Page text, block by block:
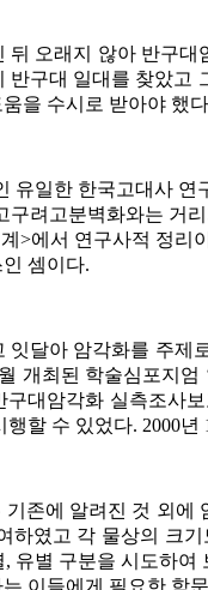
오래지 않아 반구
반구대 일대를 찾았
을 수시로 받아야 했
유일한 한국고대사
려고분벽화와는
>에서 연구사적 정
셈이다.
달아 암각화를 주
개최된 학술심포지
대암각화 실측조사
할 수 있었다. 2000
존에 알려진 것 외에
하였고 각 물상의 크
유별 구분을 시도하
이들에게 필요한 학